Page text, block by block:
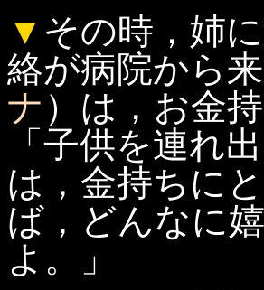
▼ その時，姉
絡が病院から
ナ ）は，お金
「子供を連れ
は，金持ちに
ば，どんなに
よ。」